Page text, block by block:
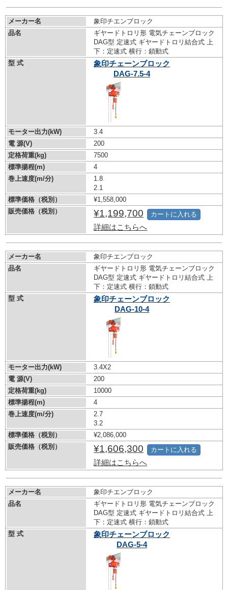
メーカー名
象印チエンブロック
品名
ギヤードトロリ形 電気チェーンブロック
DAG型 定速式 ギヤードトロリ結合式 上
下：定速式 横行：鎖動式
型 式
象印チェーンブロック
DAG-7.5-4
モーター出力(kW)
3.4
電 源(V)
200
定格荷重(kg)
7500
標準揚程(m)
4
巻上速度(m/分)
1.8
2.1
標準価格（税別）
¥1,558,000
販売価格（税別）
¥1,199,700
詳細はこちらへ
カートに入れる
メーカー名
象印チエンブロック
品名
ギヤードトロリ形 電気チェーンブロック
DAG型 定速式 ギヤードトロリ結合式 上
下：定速式 横行：鎖動式
型 式
象印チェーンブロック
DAG-10-4
モーター出力(kW)
3.4X2
電 源(V)
200
定格荷重(kg)
10000
標準揚程(m)
4
巻上速度(m/分)
2.7
3.2
標準価格（税別）
¥2,086,000
販売価格（税別）
¥1,606,300
詳細はこちらへ
カートに入れる
メーカー名
象印チエンブロック
品名
ギヤードトロリ形 電気チェーンブロック
DAG型 定速式 ギヤードトロリ結合式 上
下：定速式 横行：鎖動式
型 式
象印チェーンブロック
DAG-5-4